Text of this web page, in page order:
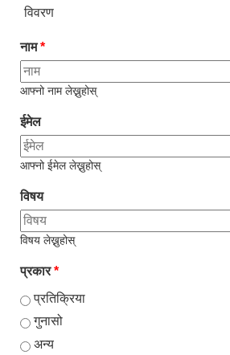
विवरण
नाम*
आफ्नो नाम लेख्नुहोस्
ईमेल
आफ्नो ईमेल लेख्नुहोस्
विषय
विषय लेख्नुहोस्
प्रकार*
प्रतिक्रिया
गुनासो
अन्य